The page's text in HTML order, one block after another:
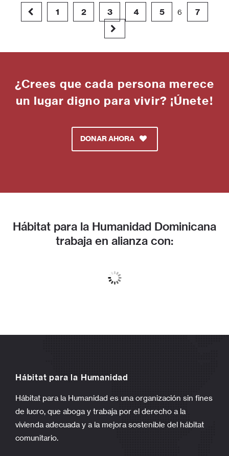
1 2 3 4 5 6 7
¿Crees que cada persona merece
un lugar digno para vivir? ¡Únete!
DONAR AHORA
Hábitat para la Humanidad Dominicana
trabaja en alianza con:
Hábitat para la Humanidad
Hábitat para la Humanidad es una organización sin fines
de lucro, que aboga y trabaja por el derecho a la
vivienda adecuada y a la mejora sostenible del hábitat
comunitario.